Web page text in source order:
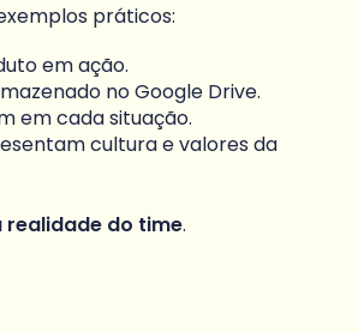
práticos:
em ação.
no Google Drive.
em cada situação.
cultura e valores da
do time.